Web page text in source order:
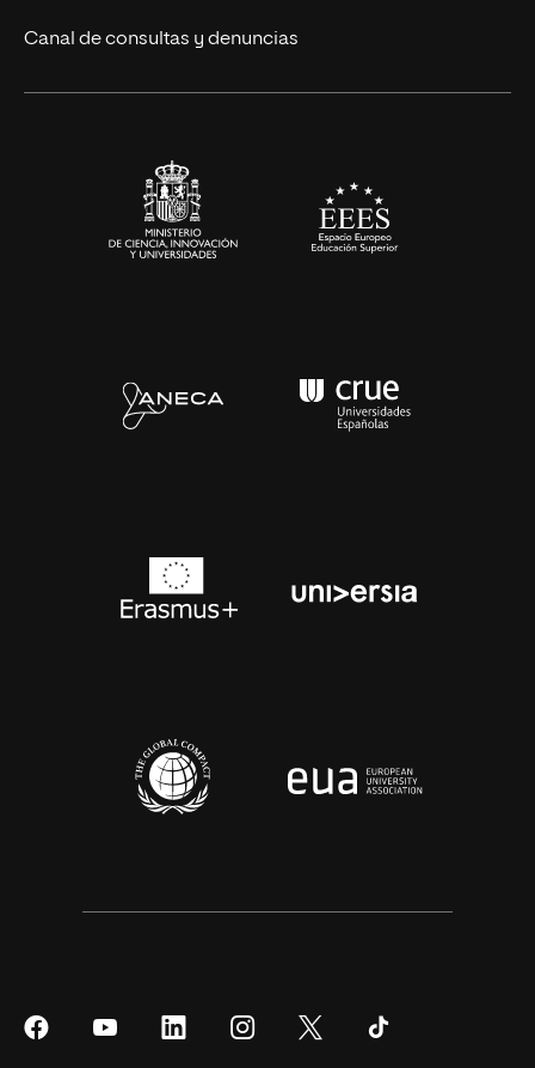
Ciencias de la Salud
Canal de consultas y denuncias
SíguenosSíguenos
SíguenosSíguenos
Síguenos